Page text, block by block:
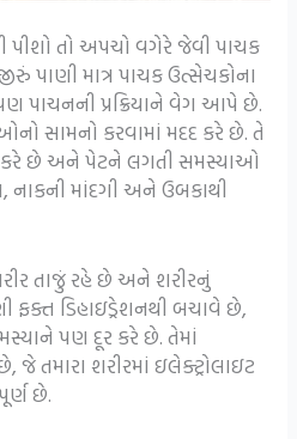
પીશો તો અપચો વગેરે જેવી પાચક
પાણી માત્ર પાચક ઉત્સેચકોના
પાચનની પ્રક્રિયાને વેગ આપે છે.
સામનો કરવામાં મદદ કરે છે. તે
કરે છે અને પેટને લગતી સમસ્યાઓ
નાકની માંદગી અને ઉબકાથી
તાજું રહે છે અને શરીરનું
ફક્ત ડિહાઇડ્રેશનથી બચાવે છે,
પણ દૂર કરે છે. તેમાં
જે તમારા શરીરમાં ઇલેક્ટ્રોલાઇટ
છે.